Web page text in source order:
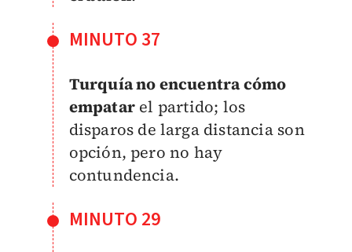
MINUTO 37
Turquía no encuentra cómo
empatarel partido; los
disparos de larga distancia son
opción, pero no hay
contundencia.
MINUTO 29